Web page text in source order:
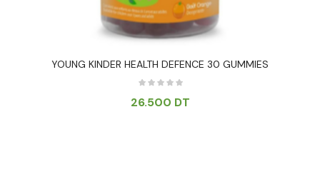
YOUNG KINDER HEALTH DEFENCE 30 GUMMIES
26.500 DT